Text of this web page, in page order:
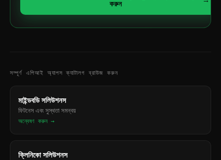
করুন
সম্পূর্ণ এপিআই অ্যাপস ক্যাটালগ ব্রাউজ করুন
মাইন্ডবডি সলিউশনস
ফিটনেস এবং সুস্থতা সমন্বয়
অন্বেষণ করুন →
ক্লিনিকো সলিউশনস